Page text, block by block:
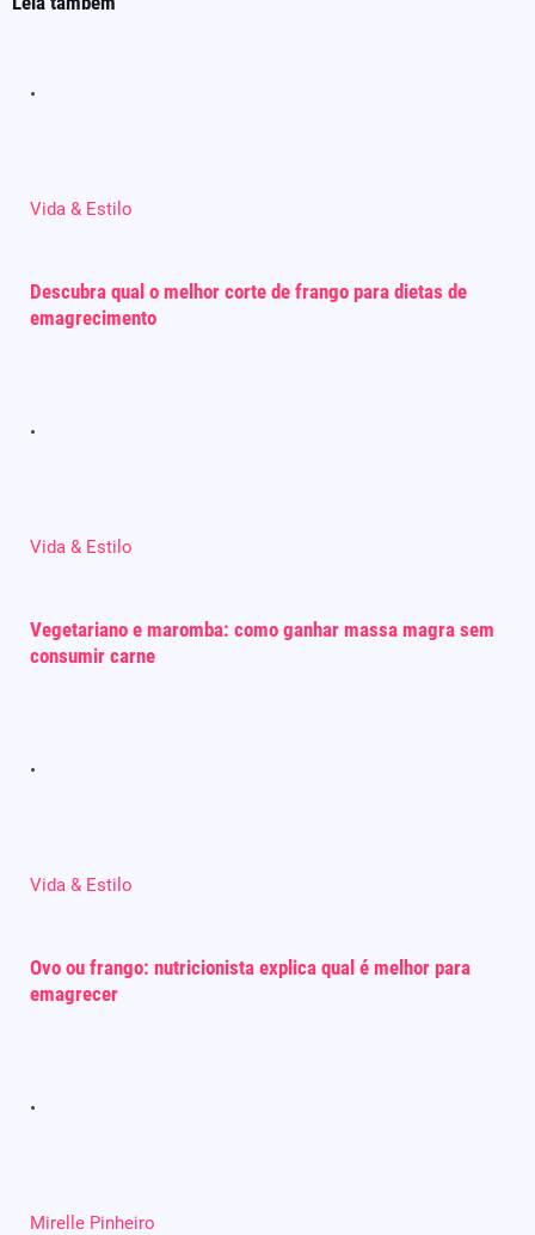
Vida & Estilo
Descubra qual o melhor corte de frango para dietas de
emagrecimento
Vida & Estilo
Vegetariano e maromba: como ganhar massa magra sem
consumir carne
Vida & Estilo
Ovo ou frango: nutricionista explica qual é melhor para
emagrecer
Mirelle Pinheiro